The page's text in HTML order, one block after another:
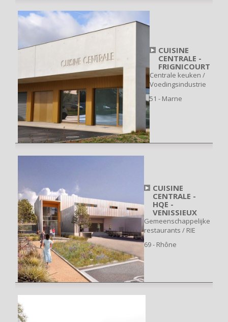
CUISINE
CENTRALE -
FRIGNICOURT
Centrale keuken /
Voedingsindustrie
51 - Marne
CUISINE
CENTRALE -
HQE -
VENISSIEUX
Gemeenschappelijke
restaurants / RIE
69 - Rhône